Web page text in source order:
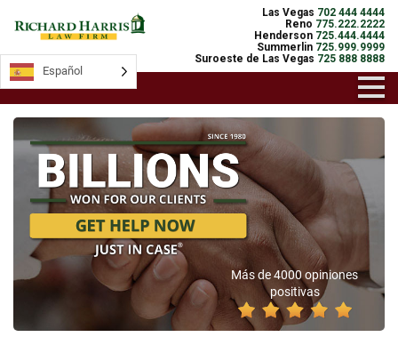
Las Vegas 702 444 4444
Reno 775.222.2222
Henderson 725.444.4444
Summerlin 725.999.9999
Suroeste de Las Vegas 725 888 8888
Más de 4000 opiniones
positivas
Español